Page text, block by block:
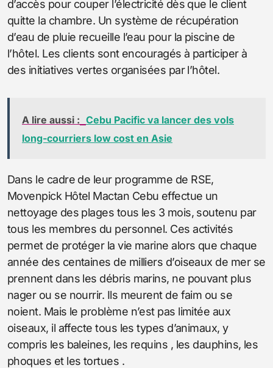
d’accès pour couper l’électricité dès que le client
quitte la chambre. Un système de récupération
d’eau de pluie recueille l’eau pour la piscine de
l’hôtel. Les clients sont encouragés à participer à
des initiatives vertes organisées par l’hôtel.
A lire aussi : Cebu Pacific va lancer des vols
long-courriers low cost en Asie
Dans le cadre de leur programme de RSE,
Movenpick Hôtel Mactan Cebu effectue un
nettoyage des plages tous les 3 mois, soutenu par
tous les membres du personnel. Ces activités
permet de protéger la vie marine alors que chaque
année des centaines de milliers d’oiseaux de mer se
prennent dans les débris marins, ne pouvant plus
nager ou se nourrir. Ils meurent de faim ou se
noient. Mais le problème n’est pas limitée aux
oiseaux, il affecte tous les types d’animaux, y
compris les baleines, les requins , les dauphins, les
phoques et les tortues .